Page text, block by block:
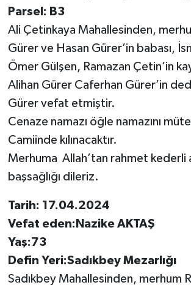
Parsel: B3
Ali Çetinkaya Mahallesinden,
Gürer ve Hasan Gürer’in babası,
Ömer Gülşen, Ramazan Çetin’in
Alihan Gürer Caferhan Gürer’in
Gürer vefat etmiştir.
Cenaze namazı öğle namazını
Camiinde kılınacaktır.
Merhuma Allah’tan rahmet kederli
başsağlığı dileriz.
Tarih: 17.04.2024
Vefat eden:Nazike AKTAŞ
Yaş:73
Defin Yeri:Sadıkbey Mezarlığı
Sadıkbey Mahallesinden, merhum